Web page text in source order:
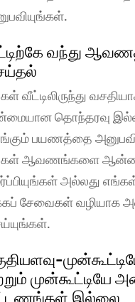
வந்து
வீட்டிலிருந்து
தொந்தரவு
பயணத்தை
ஆவணங்களை
அல்லது
சேவைகள் வழியாக
முன்கூட்டியே
இல்லை